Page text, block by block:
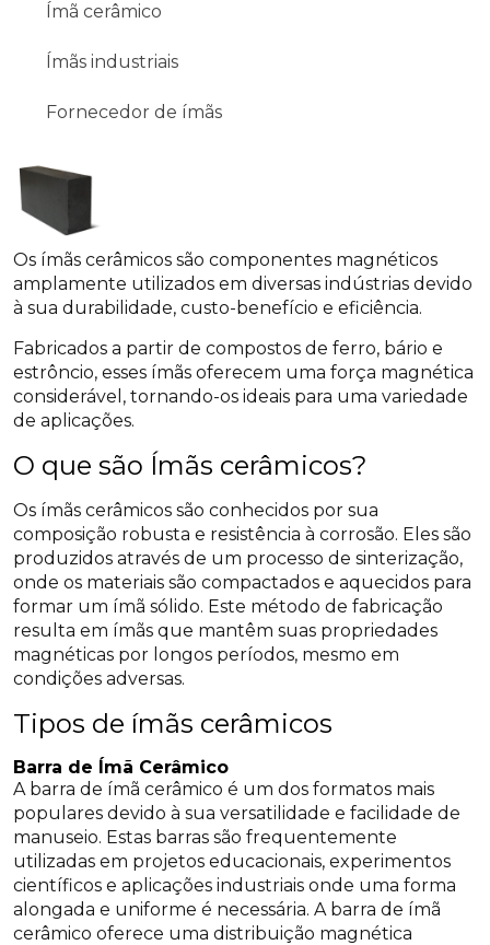
Ímã cerâmico
Ímãs industriais
Fornecedor de ímãs
Os ímãs cerâmicos são componentes magnéticos
amplamente utilizados em diversas indústrias devido
à sua durabilidade, custo-benefício e eficiência.
Fabricados a partir de compostos de ferro, bário e
estrôncio, esses ímãs oferecem uma força magnética
considerável, tornando-os ideais para uma variedade
de aplicações.
O que são Ímãs cerâmicos?
Os ímãs cerâmicos são conhecidos por sua
composição robusta e resistência à corrosão. Eles são
produzidos através de um processo de sinterização,
onde os materiais são compactados e aquecidos para
formar um ímã sólido. Este método de fabricação
resulta em ímãs que mantêm suas propriedades
magnéticas por longos períodos, mesmo em
condições adversas.
Tipos de ímãs cerâmicos
Barra de Ímã Cerâmico
A barra de ímã cerâmico é um dos formatos mais
populares devido à sua versatilidade e facilidade de
manuseio. Estas barras são frequentemente
utilizadas em projetos educacionais, experimentos
científicos e aplicações industriais onde uma forma
alongada e uniforme é necessária. A barra de ímã
cerâmico oferece uma distribuição magnética